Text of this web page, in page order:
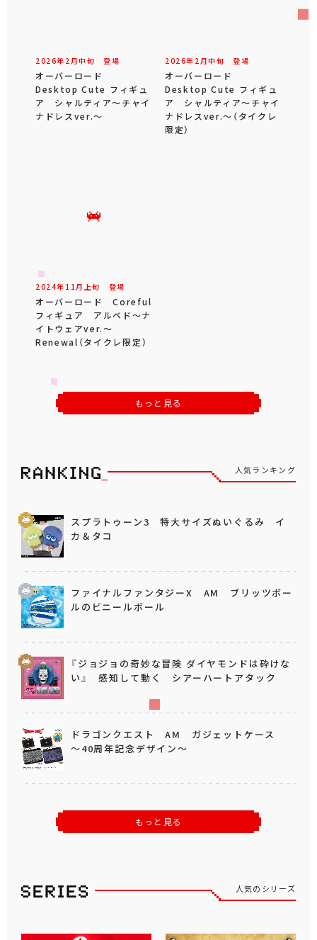
2026年 2 月中旬 登場
オーバーロード
Desktop Cute フィギュ
ア シャルティア～チャイ
ナドレスver.～
2026年 2 月中旬 登場
オーバーロード
Desktop Cute フィギュ
ア シャルティア～チャイ
ナドレスver.～（タイクレ
限定）
2024年 11 月 上旬 登場
オーバーロード Coreful
フィギュア アルベド～ナ
イトウェアver.～
Renewal（タイクレ限定）
もっと見る
人気ランキング
スプラトゥーン3 特大サイズぬいぐるみ イ
カ＆タコ
ファイナルファンタジーX AM ブリッツボー
ルのビニールボール
『ジョジョの奇妙な冒険 ダイヤモンドは砕けな
い』 感知して動く シアーハートアタック
ドラゴンクエスト AM ガジェットケース
～40周年記念デザイン～
もっと見る
人気のシリーズ